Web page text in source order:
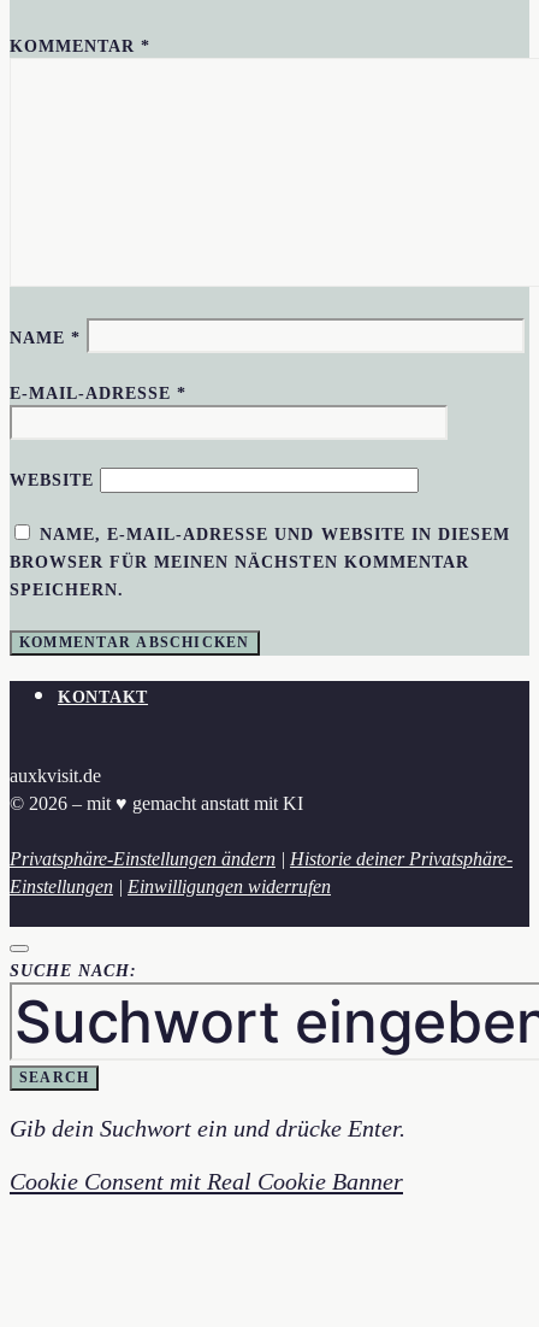
KOMMENTAR*
NAME*
E-MAIL-ADRESSE*
WEBSITE
NAME, E-MAIL-ADRESSE UND WEBSITE IN DIESEM
BROWSER FÜR MEINEN NÄCHSTEN KOMMENTAR
SPEICHERN.
KONTAKT
auxkvisit.de
© 2026 – mit ♥︎ gemacht anstatt mit KI
Privatsphäre-Einstellungen ändern | Historie deiner Privatsphäre-
Einstellungen | Einwilligungen widerrufen
SUCHE NACH:
SEARCH
Gib dein Suchwort ein und drücke Enter.
Cookie Consent mit Real Cookie Banner